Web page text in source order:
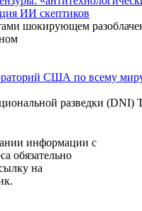
ИИ скептиков
шокирующем
США по всему
разведки (DNI)
информации с
обязательно
на